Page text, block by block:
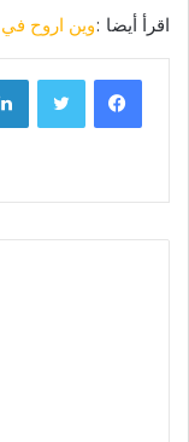
اقرأ أيضا :وين اروح في
فيسبوكتويتر